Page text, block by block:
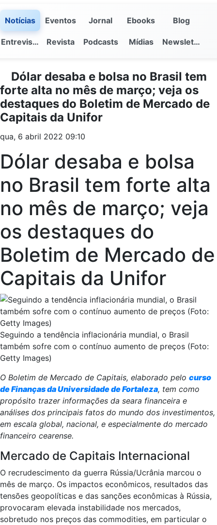
Notícias Eventos Jornal Ebooks Blog
Entrevistas Revista Podcasts Mídias Newsletter
Dólar desaba e bolsa no Brasil tem
forte alta no mês de março; veja os
destaques do Boletim de Mercado de
Capitais da Unifor
qua, 6 abril 2022 09:10
Dólar desaba e bolsa
no Brasil tem forte alta
no mês de março; veja
os destaques do
Boletim de Mercado de
Capitais da Unifor
Seguindo a tendência inflacionária mundial, o Brasil
também sofre com o contínuo aumento de preços (Foto:
Getty Images)
O Boletim de Mercado de Capitais, elaborado pelo curso
de Finanças da Universidade de Fortaleza, tem como
propósito trazer informações da seara financeira e
análises dos principais fatos do mundo dos investimentos,
em escala global, nacional, e especialmente do mercado
financeiro cearense.
Mercado de Capitais Internacional
O recrudescimento da guerra Rússia/Ucrânia marcou o
mês de março. Os impactos econômicos, resultados das
tensões geopolíticas e das sanções econômicas à Rússia,
provocaram elevada instabilidade nos mercados,
sobretudo nos preços das commodities, em particular o